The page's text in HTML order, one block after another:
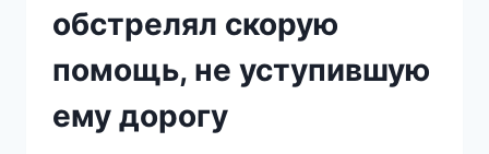
обстрелял скорую
помощь, не уступившую
ему дорогу